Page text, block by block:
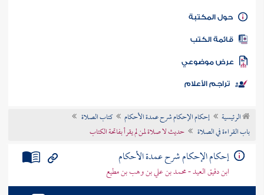
كتاب الأمة
المكتبة
الكتب
موضوعي
تراجم الأعلام
الرئيسية إحكام الإحكام شرح عمدة الأحكام
كتاب الصلاة
باب القراءة في الصلاة
حديث لا صلاة لمن لم يقرأ بفاتحة الكتاب
إحكام الإحكام شرح عمدة الأحكام
ابن دقيق العيد - محمد بن علي بن وهب بن مطيع